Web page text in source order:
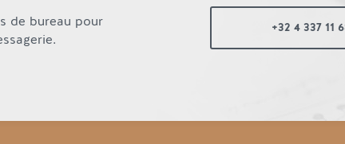
de bureau pour
+32 4 337 11